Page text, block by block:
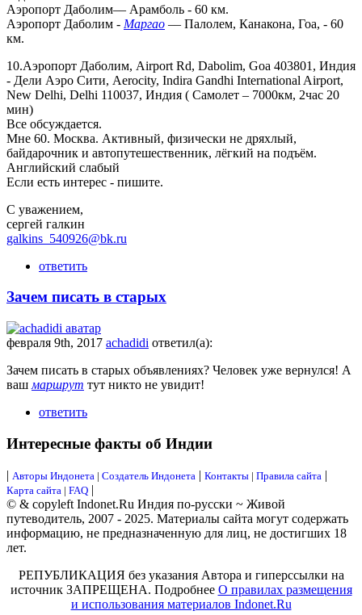
Аэропорт Даболим–– Арамболь - 60 км.
Аэропорт Даболим - Маргао –– Палолем, Канакона, Гоа, - 60
км.
10.Аэропорт Даболим, Airport Rd, Dabolim, Goa 403801, Индия
- Дели Аэро Сити, Aerocity, Indira Gandhi International Airport,
New Delhi, Delhi 110037, Индия ( Самолет – 7000км, 2час 20
мин)
Все обсуждается.
Мне 60. Москва. Активный, физически не дряхлый,
байдарочник и автопутешественник, лёгкий на подъём.
Английский слабый
Если есть интерес - пишите.
С уважением,
сергей галкин
galkins_540926@bk.ru
ответить
Зачем писать в старых
февраля 9th, 2017 achadidi ответил(а):
Зачем писать в старых объявлениях? Человек уже вернулся! А
ваш маршрут тут никто не увидит!
ответить
Интересные факты об Индии
| Авторы Индонета | Создатель Индонета | Контакты | Правила сайта |
Карта сайта | FAQ |
© & copyleft Indonet.Ru Индия по-русски ~ Живой
путеводитель, 2007 - 2025. Материалы сайта могут содержать
информацию, не предназначенную для лиц, не достигших 18
лет.
РЕПУБЛИКАЦИЯ без указания Автора и гиперссылки на
источник ЗАПРЕЩЕНА. Подробнее О правилах размещения
и использования материалов Indonet.Ru